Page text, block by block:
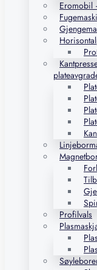
Eromobil
Profilvals